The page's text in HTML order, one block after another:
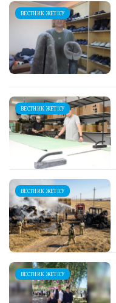
ВЕСТНИК ЖЕТІСУ
ВЕСТНИК ЖЕТІСУ
ВЕСТНИК ЖЕТІСУ
ВЕСТНИК ЖЕТІСУ